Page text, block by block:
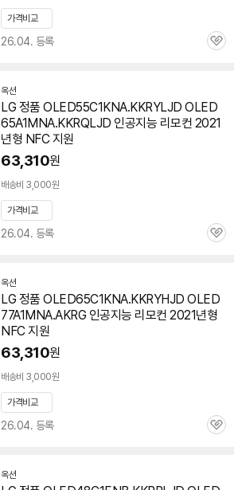
가격비교
26.04. 등록
관
옥션
LG 정품 OLED55C1KNA.KKRYLJD OLED
65A1MNA.KKRQLJD 인공지능 리모컨 2021
년형 NFC 지원
63,310원
배송비 3,000원
가격비교
26.04. 등록
관
옥션
LG 정품 OLED65C1KNA.KKRYHJD OLED
77A1MNA.AKRG 인공지능 리모컨 2021년형
NFC 지원
63,310원
배송비 3,000원
가격비교
26.04. 등록
관
옥션